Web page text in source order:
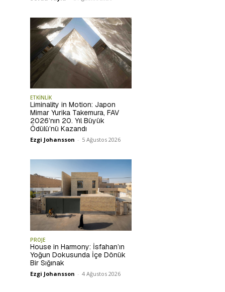
ETKİNLİK
Liminality in Motion: Japon
Mimar Yurika Takemura, FAV
2026’nın 20. Yıl Büyük
Ödülü’nü Kazandı
Ezgi Johansson - 5 Ağustos 2026
PROJE
House in Harmony: İsfahan’ın
Yoğun Dokusunda İçe Dönük
Bir Sığınak
Ezgi Johansson - 4 Ağustos 2026